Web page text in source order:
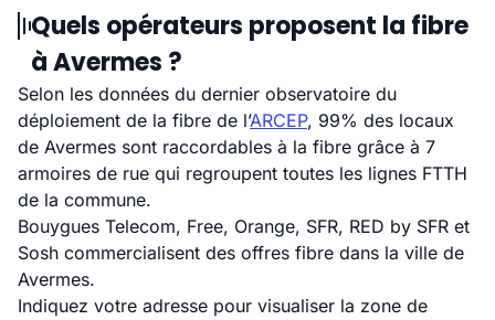
Quels opérateurs proposent la fibre
à Avermes ?
Selon les données du dernier observatoire du
déploiement de la fibre de l’ARCEP, 99% des locaux
de Avermes sont raccordables à la fibre grâce à 7
armoires de rue qui regroupent toutes les lignes FTTH
de la commune.
Bouygues Telecom, Free, Orange, SFR, RED by SFR et
Sosh commercialisent des offres fibre dans la ville de
Avermes.
Indiquez votre adresse pour visualiser la zone de